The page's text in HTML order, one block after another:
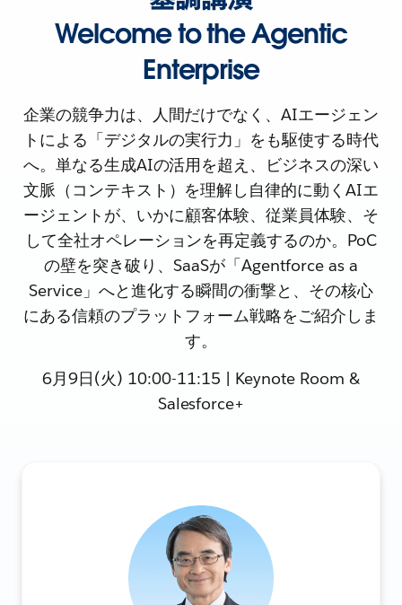
Welcome to the Agentic
Enterprise
企業の競争力は、人間だけでなく、AIエージェン
トによる「デジタルの実行力」をも駆使する時代
へ。単なる生成AIの活用を超え、ビジネスの深い
文脈（コンテキスト）を理解し自律的に動くAIエ
ージェントが、いかに顧客体験、従業員体験、そ
して全社オペレーションを再定義するのか。PoC
の壁を突き破り、SaaSが「Agentforce as a
Service」へと進化する瞬間の衝撃と、その核心
にある信頼のプラットフォーム戦略をご紹介しま
す。
6月9日(火) 10:00-11:15 | Keynote Room &
Salesforce+